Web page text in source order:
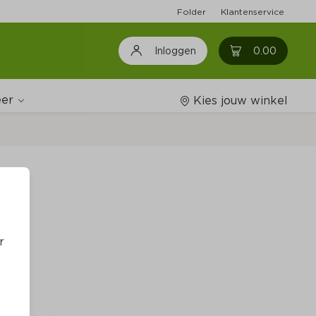
Folder Klantenservice
Inloggen 0.00 0
Kies jouw winkel